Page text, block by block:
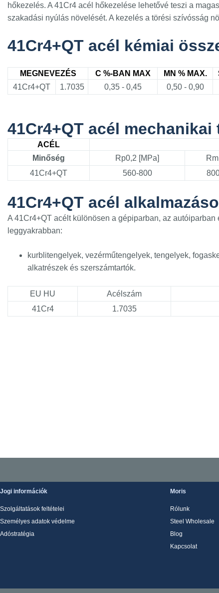
hőkezelés. A 41Cr4 acél hőkezelése lehetővé teszi a
szakadási nyúlás növelését. A kezelés a törési szívósság
41Cr4+QT acél kémiai
MEGNEVEZÉS C %-BAN MAX MN % MAX.
41Cr4+QT
1.7035 0,35 - 0,45 0,50 - 0,90
41Cr4+QT acél
ACÉL
Minőség
Rp0,2 [MPa]
41Cr4+QT
560-800
41Cr4+QT acél
A 41Cr4+QT acélt különösen a gépiparban, az
leggyakrabban:
kurblitengelyek, vezérműtengelyek, tengelyek,
alkatrészek és szerszámtartók.
EU HU Acélszám
41Cr4
1.7035
Jogi információk
Szolgáltatások feltételei
Személyes adatok védelme
Adóstratégia
Moris
Rólunk
Steel Wholesale
Blog
Kapcsolat